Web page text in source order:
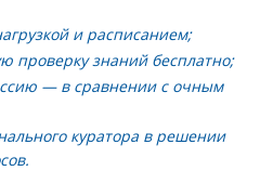
и расписанием;
проверку знаний бесплатно;
— в сравнении с очным
куратора в решении